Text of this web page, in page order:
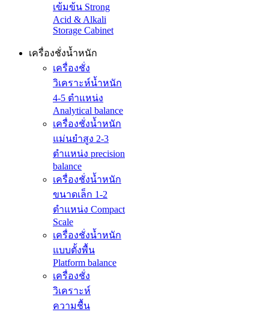
เข้มข้น Strong
Acid & Alkali
Storage Cabinet
เครื่องชั่งน้ำหนัก
เครื่องชั่ง
วิเคราะห์น้ำหนัก
4-5 ตำแหน่ง
Analytical balance
เครื่องชั่งน้ำหนัก
แม่นยำสูง 2-3
ตำแหน่ง precision
balance
เครื่องชั่งน้ำหนัก
ขนาดเล็ก 1-2
ตำแหน่ง Compact
Scale
เครื่องชั่งน้ำหนัก
แบบตั้งพื้น
Platform balance
เครื่องชั่ง
วิเคราะห์
ความชื้น